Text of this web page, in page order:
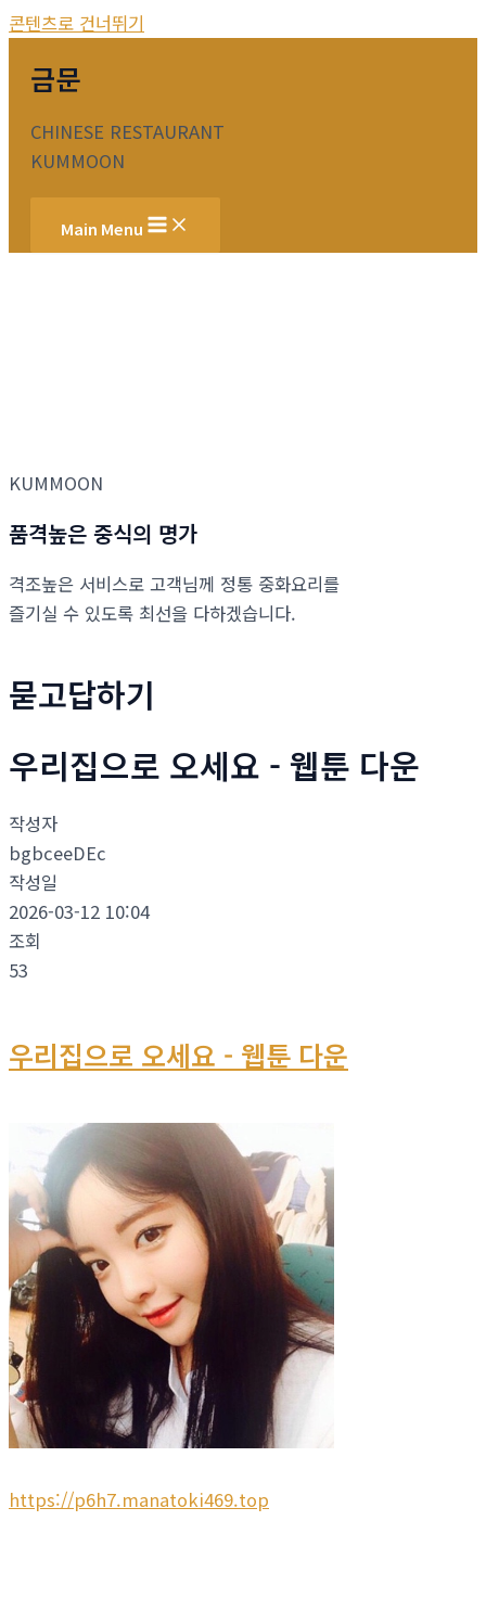
콘텐츠로 건너뛰기
금문
CHINESE RESTAURANT
KUMMOON
Main Menu
KUMMOON
품격높은 중식의 명가
격조높은 서비스로 고객님께 정통 중화요리를
즐기실 수 있도록 최선을 다하겠습니다.
묻고답하기
우리집으로 오세요 - 웹툰 다운
작성자
bgbceeDEc
작성일
2026-03-12 10:04
조회
53
우리집으로 오세요 - 웹툰 다운
https://p6h7.manatoki469.top